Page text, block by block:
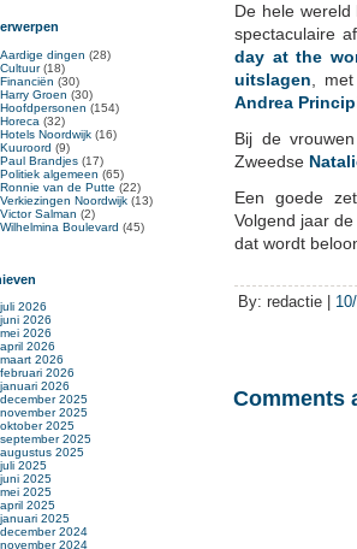
De hele
spectaculaire
day at the
uitslagen,
Andrea
Bij de
Zweedse
Een goede
Volgend jaar
dat wordt
By: redactie |
Comments
Aardige dingen (28)
Cultuur(18)
Financiën (30)
Harry Groen (30)
Hoofdpersonen (154)
Horeca (32)
Hotels Noordwijk (16)
Kuuroord (9)
Paul Brandjes (17)
Politiek algemeen (65)
Ronnie van de Putte (22)
Verkiezingen Noordwijk (13)
Victor Salman (2)
Wilhelmina Boulevard (45)
juli 2026
juni 2026
mei 2026
april 2026
maart 2026
februari 2026
januari 2026
december 2025
november 2025
oktober 2025
september 2025
augustus 2025
juli 2025
juni 2025
mei 2025
april 2025
januari 2025
december 2024
november 2024